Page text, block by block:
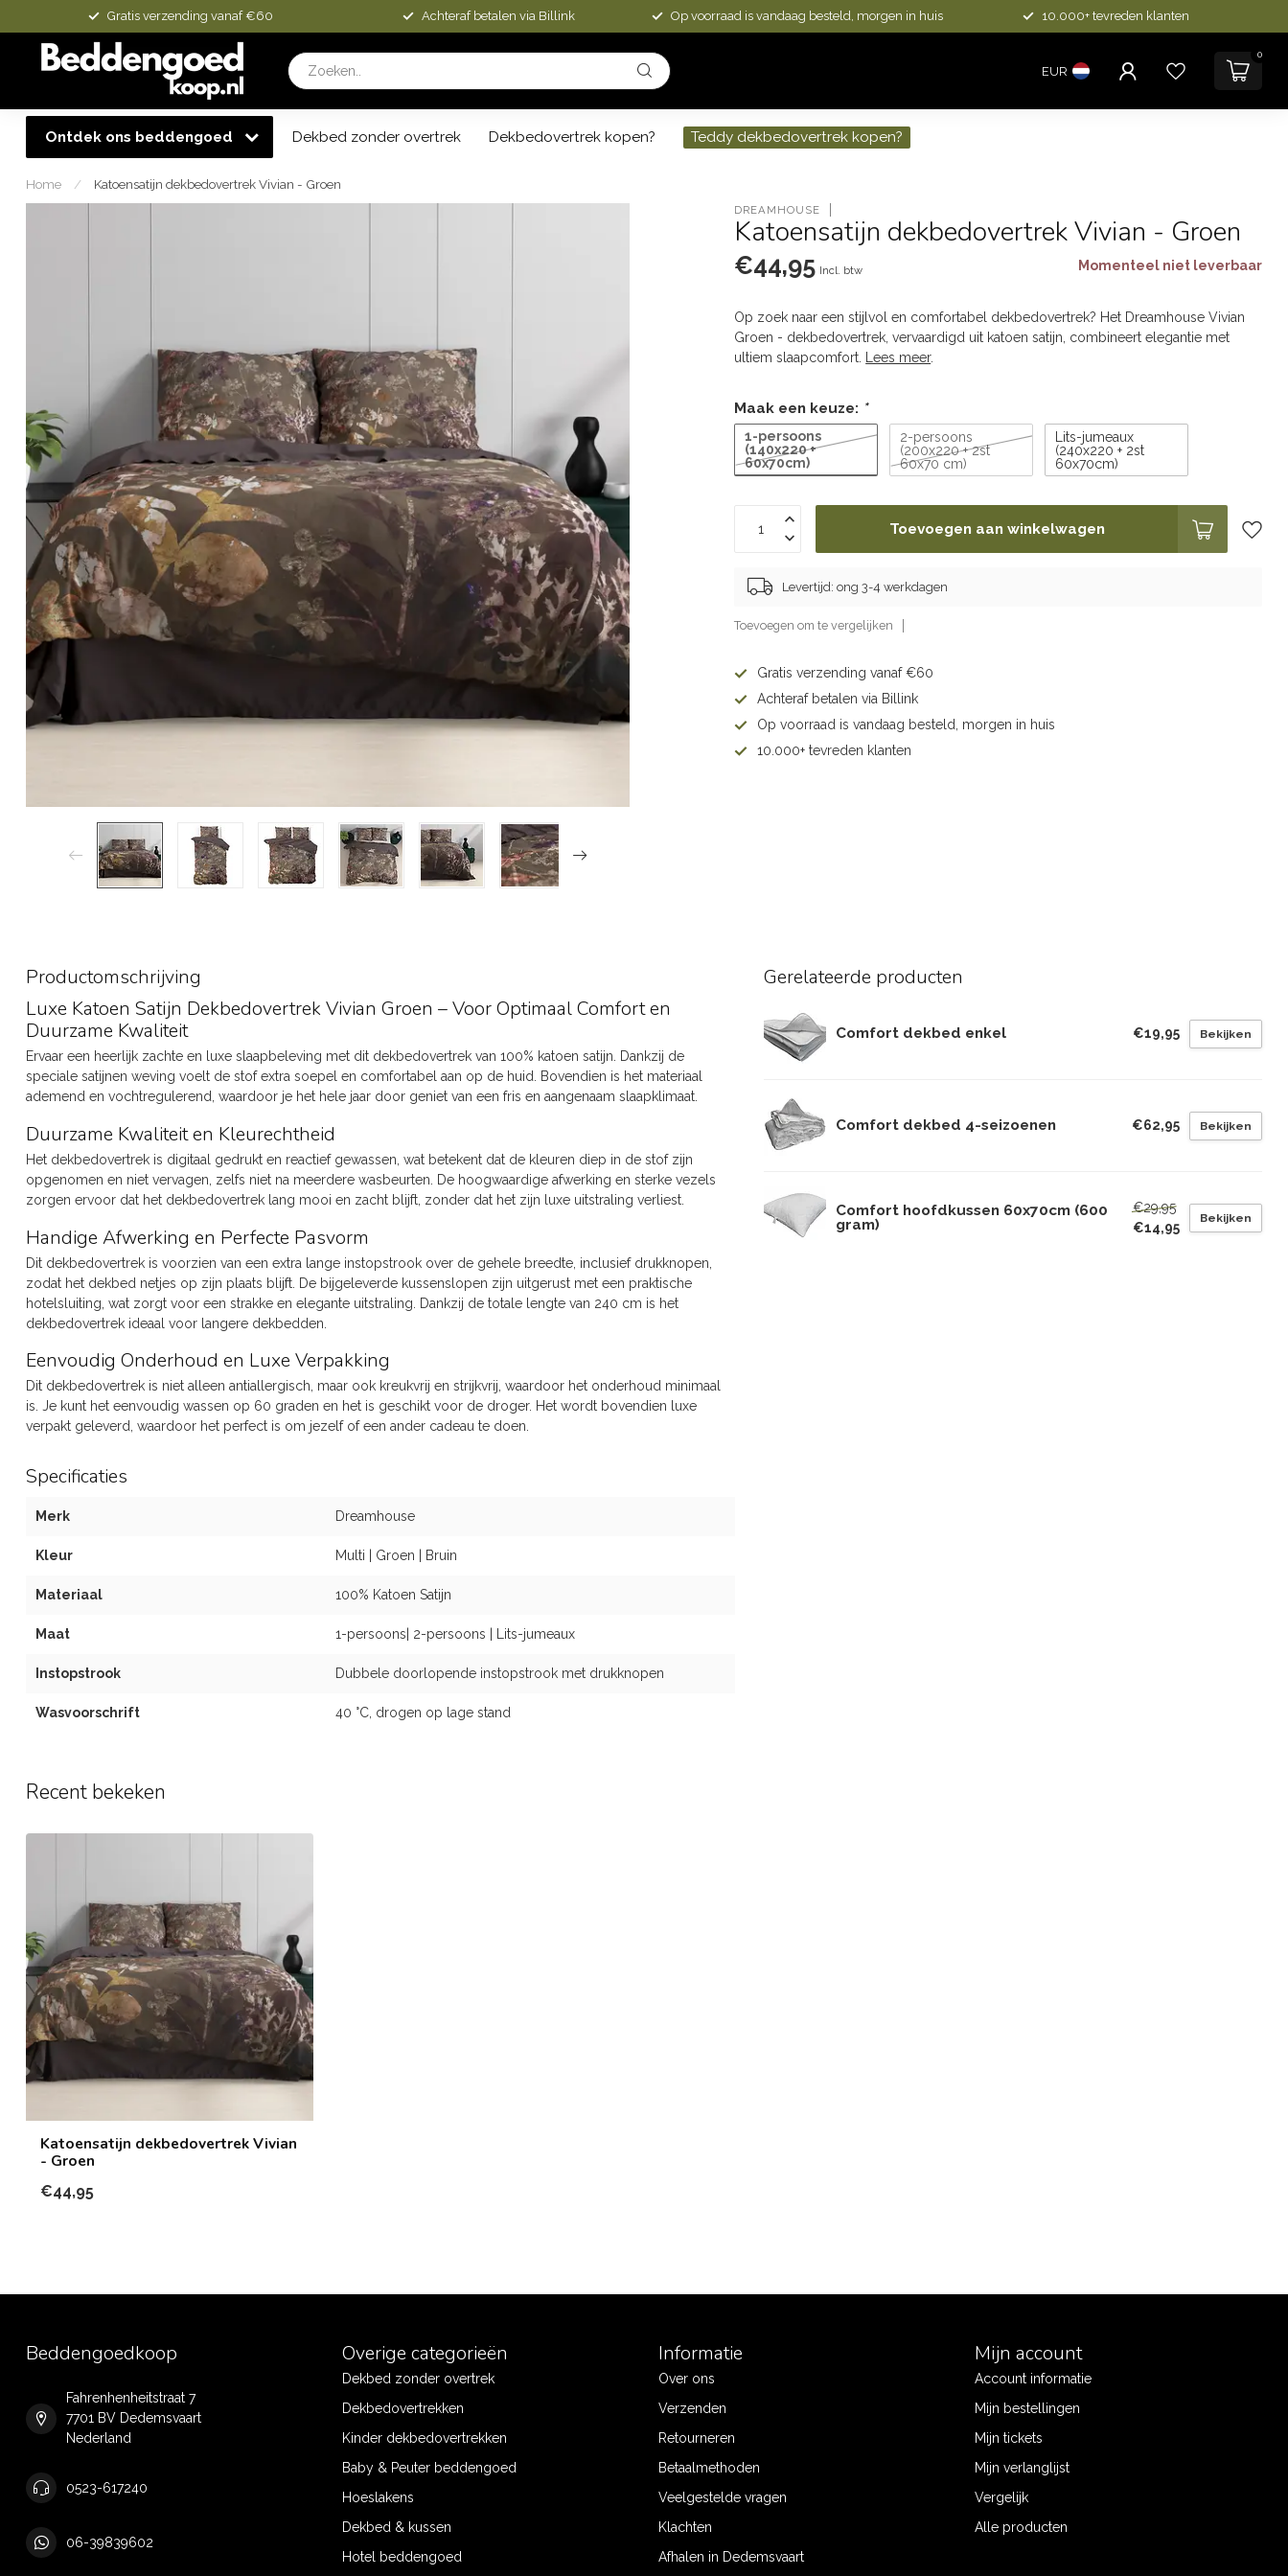
Gratis verzending vanaf €60 Achteraf betalen via Billink Op voorraad is vandaag besteld, morgen in huis 10.000+ tevreden klanten
EUR
0
Ontdek ons beddengoed Dekbed zonder overtrek Dekbedovertrek kopen? Teddy dekbedovertrek kopen?
Home / Katoensatijn dekbedovertrek Vivian - Groen
DREAMHOUSE
Katoensatijn dekbedovertrek Vivian - Groen
€44,95 Incl. btw Momenteel niet leverbaar
Op zoek naar een stijlvol en comfortabel dekbedovertrek? Het Dreamhouse Vivian
Groen - dekbedovertrek, vervaardigd uit katoen satijn, combineert elegantie met
ultiem slaapcomfort.
Lees meer.
Maak een keuze: *
1-persoons
(140x220 +
60x70cm)
2-persoons
(200x220 + 2st
60x70 cm)
Lits-jumeaux
(240x220 + 2st
60x70cm)
Toevoegen aan winkelwagen
Levertijd: ong 3-4 werkdagen
Toevoegen om te vergelijken
Gratis verzending vanaf €60
Achteraf betalen via Billink
Op voorraad is vandaag besteld, morgen in huis
10.000+ tevreden klanten
Productomschrijving
Luxe Katoen Satijn Dekbedovertrek Vivian Groen – Voor Optimaal Comfort en
Duurzame Kwaliteit
Ervaar een heerlijk zachte en luxe slaapbeleving met dit dekbedovertrek van 100% katoen satijn. Dankzij de
speciale satijnen weving voelt de stof extra soepel en comfortabel aan op de huid. Bovendien is het materiaal
ademend en vochtregulerend, waardoor je het hele jaar door geniet van een fris en aangenaam slaapklimaat.
Duurzame Kwaliteit en Kleurechtheid
Het dekbedovertrek is digitaal gedrukt en reactief gewassen, wat betekent dat de kleuren diep in de stof zijn
opgenomen en niet vervagen, zelfs niet na meerdere wasbeurten. De hoogwaardige afwerking en sterke vezels
zorgen ervoor dat het dekbedovertrek lang mooi en zacht blijft, zonder dat het zijn luxe uitstraling verliest.
Handige Afwerking en Perfecte Pasvorm
Dit dekbedovertrek is voorzien van een extra lange instopstrook over de gehele breedte, inclusief drukknopen,
zodat het dekbed netjes op zijn plaats blijft. De bijgeleverde kussenslopen zijn uitgerust met een praktische
hotelsluiting, wat zorgt voor een strakke en elegante uitstraling. Dankzij de totale lengte van 240 cm is het
dekbedovertrek ideaal voor langere dekbedden.
Eenvoudig Onderhoud en Luxe Verpakking
Dit dekbedovertrek is niet alleen antiallergisch, maar ook kreukvrij en strijkvrij, waardoor het onderhoud minimaal
is. Je kunt het eenvoudig wassen op 60 graden en het is geschikt voor de droger. Het wordt bovendien luxe
verpakt geleverd, waardoor het perfect is om jezelf of een ander cadeau te doen.
Specificaties
Merk Dreamhouse
Kleur Multi | Groen | Bruin
Materiaal 100% Katoen Satijn
Maat 1-persoons| 2-persoons | Lits-jumeaux
Instopstrook Dubbele doorlopende instopstrook met drukknopen
Wasvoorschrift 40 °C, drogen op lage stand
Gerelateerde producten
Comfort dekbed enkel €19,95 Bekijken
Comfort dekbed 4-seizoenen €62,95 Bekijken
Comfort hoofdkussen 60x70cm (600
gram)
€29,95
€14,95
Bekijken
Recent bekeken
Katoensatijn dekbedovertrek Vivian
- Groen
€44,95
Beddengoedkoop
Fahrenhenheitstraat 7
7701 BV Dedemsvaart
Nederland
0523-617240
06-39839602
Overige categorieën
Dekbed zonder overtrek
Dekbedovertrekken
Kinder dekbedovertrekken
Baby & Peuter beddengoed
Hoeslakens
Dekbed & kussen
Hotel beddengoed
Informatie
Over ons
Verzenden
Retourneren
Betaalmethoden
Veelgestelde vragen
Klachten
Afhalen in Dedemsvaart
Mijn account
Account informatie
Mijn bestellingen
Mijn tickets
Mijn verlanglijst
Vergelijk
Alle producten